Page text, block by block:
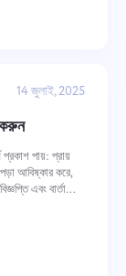
14 জুলাই, 2025
প্রকাশ পায়: প্রায়
আবিষ্কার করে,
এবং বার্তা